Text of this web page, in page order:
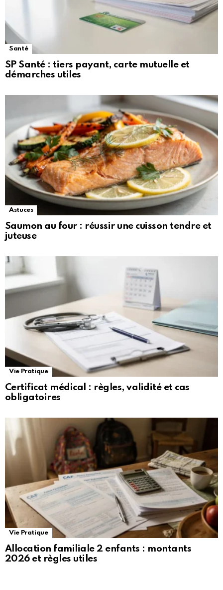
Santé
SP Santé : tiers payant, carte mutuelle et
démarches utiles
Astuces
Saumon au four : réussir une cuisson tendre et
juteuse
Vie Pratique
Certificat médical : règles, validité et cas
obligatoires
Vie Pratique
Allocation familiale 2 enfants : montants
2026 et règles utiles